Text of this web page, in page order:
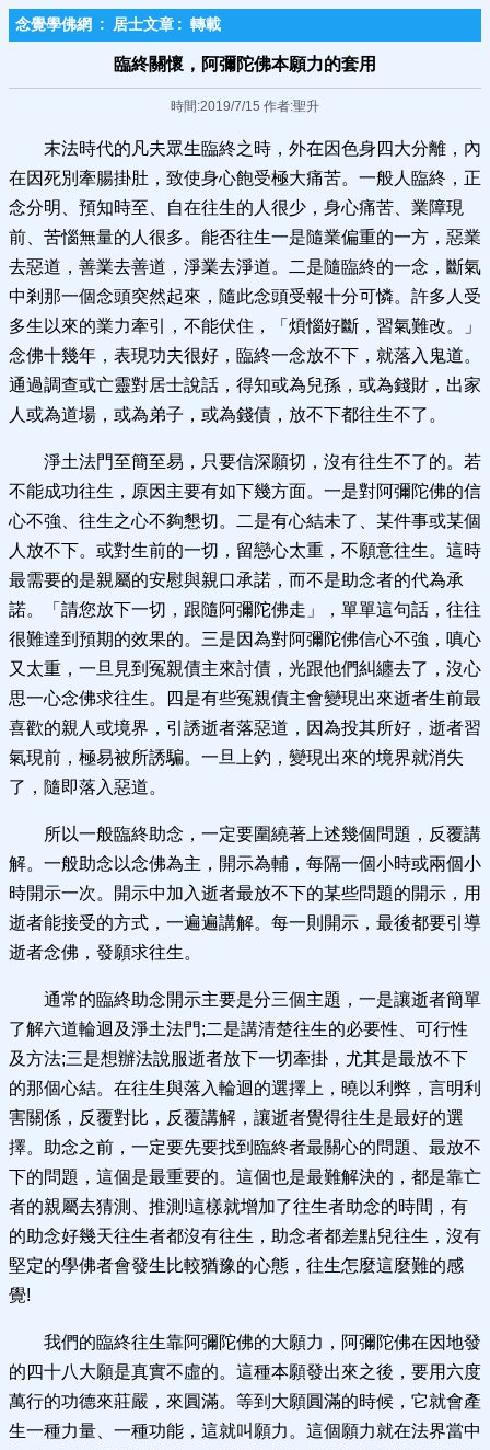
念覺學佛網 : 居士文章 : 轉載
臨終關懷，阿彌陀佛本願力的套用
時間:2019/7/15 作者:聖升
末法時代的凡夫眾生臨終之時，外在因色身四大分離，內
在因死別牽腸掛肚，致使身心飽受極大痛苦。一般人臨終，正
念分明、預知時至、自在往生的人很少，身心痛苦、業障現
前、苦惱無量的人很多。能否往生一是隨業偏重的一方，惡業
去惡道，善業去善道，淨業去淨道。二是隨臨終的一念，斷氣
中剎那一個念頭突然起來，隨此念頭受報十分可憐。許多人受
多生以來的業力牽引，不能伏住，「煩惱好斷，習氣難改。」
念佛十幾年，表現功夫很好，臨終一念放不下，就落入鬼道。
通過調查或亡靈對居士說話，得知或為兒孫，或為錢財，出家
人或為道場，或為弟子，或為錢債，放不下都往生不了。
淨土法門至簡至易，只要信深願切，沒有往生不了的。若
不能成功往生，原因主要有如下幾方面。一是對阿彌陀佛的信
心不強、往生之心不夠懇切。二是有心結未了、某件事或某個
人放不下。或對生前的一切，留戀心太重，不願意往生。這時
最需要的是親屬的安慰與親口承諾，而不是助念者的代為承
諾。「請您放下一切，跟隨阿彌陀佛走」，單單這句話，往往
很難達到預期的效果的。三是因為對阿彌陀佛信心不強，嗔心
又太重，一旦見到冤親債主來討債，光跟他們糾纏去了，沒心
思一心念佛求往生。四是有些冤親債主會變現出來逝者生前最
喜歡的親人或境界，引誘逝者落惡道，因為投其所好，逝者習
氣現前，極易被所誘騙。一旦上釣，變現出來的境界就消失
了，隨即落入惡道。
所以一般臨終助念，一定要圍繞著上述幾個問題，反覆講
解。一般助念以念佛為主，開示為輔，每隔一個小時或兩個小
時開示一次。開示中加入逝者最放不下的某些問題的開示，用
逝者能接受的方式，一遍遍講解。每一則開示，最後都要引導
逝者念佛，發願求往生。
通常的臨終助念開示主要是分三個主題，一是讓逝者簡單
了解六道輪迴及淨土法門;二是講清楚往生的必要性、可行性
及方法;三是想辦法說服逝者放下一切牽掛，尤其是最放不下
的那個心結。在往生與落入輪迴的選擇上，曉以利弊，言明利
害關係，反覆對比，反覆講解，讓逝者覺得往生是最好的選
擇。助念之前，一定要先要找到臨終者最關心的問題、最放不
下的問題，這個是最重要的。這個也是最難解決的，都是靠亡
者的親屬去猜測、推測!這樣就增加了往生者助念的時間，有
的助念好幾天往生者都沒有往生，助念者都差點兒往生，沒有
堅定的學佛者會發生比較猶豫的心態，往生怎麼這麼難的感
覺!
我們的臨終往生靠阿彌陀佛的大願力，阿彌陀佛在因地發
的四十八大願是真實不虛的。這種本願發出來之後，要用六度
萬行的功德來莊嚴，來圓滿。等到大願圓滿的時候，它就會產
生一種力量、一種功能，這就叫願力。這個願力就在法界當中